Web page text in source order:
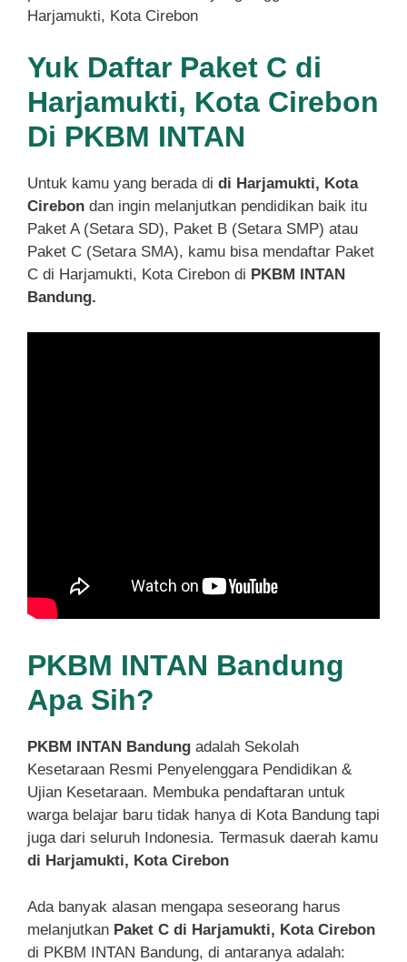
Harjamukti, Kota Cirebon
Yuk Daftar Paket C di
Harjamukti, Kota Cirebon
Di PKBM INTAN
Untuk kamu yang berada di di Harjamukti, Kota
Cirebon dan ingin melanjutkan pendidikan baik itu
Paket A (Setara SD), Paket B (Setara SMP) atau
Paket C (Setara SMA), kamu bisa mendaftar Paket
C di Harjamukti, Kota Cirebon di PKBM INTAN
Bandung.
PKBM INTAN Bandung
Apa Sih?
PKBM INTAN Bandung adalah Sekolah
Kesetaraan Resmi Penyelenggara Pendidikan &
Ujian Kesetaraan. Membuka pendaftaran untuk
warga belajar baru tidak hanya di Kota Bandung tapi
juga dari seluruh Indonesia. Termasuk daerah kamu
di Harjamukti, Kota Cirebon
Ada banyak alasan mengapa seseorang harus
melanjutkan Paket C di Harjamukti, Kota Cirebon
di PKBM INTAN Bandung, di antaranya adalah: